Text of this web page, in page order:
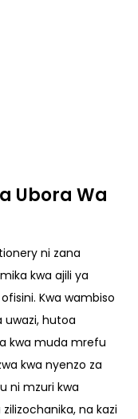
Ubora Wa
ni zana
kwa ajili ya
Kwa wambiso
uwazi, hutoa
kwa muda mrefu
kwa nyenzo za
ni mzuri kwa
na kazi